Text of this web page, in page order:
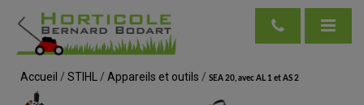
Accueil / STIHL/ Appareils et outils / SEA 20, avec AL 1 et AS 2